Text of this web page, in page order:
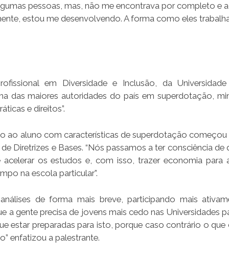
pessoas, mas, não me encontrava por completo e
estou me desenvolvendo. A forma como eles
em Diversidade e Inclusão, da Universidade
das maiores autoridades do país em superdotação,
e direitos”.
ao aluno com características de superdotação começou
Diretrizes e Bases. “Nós passamos a ter consciência de
os estudos e, com isso, trazer economia para
na escola particular”.
de forma mais breve, participando mais
a gente precisa de jovens mais cedo nas Universidades
estar preparadas para isto, porque caso contrário o que
enfatizou a palestrante.